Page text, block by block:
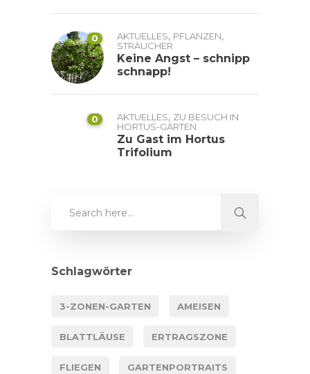
0 AKTUELLES, PFLANZEN,
STRÄUCHER
Keine Angst – schnipp
schnapp!
0 AKTUELLES, ZU BESUCH IN
HORTUS-GÄRTEN
Zu Gast im Hortus
Trifolium
Schlagwörter
3-ZONEN-GARTEN AMEISEN
BLATTLÄUSE ERTRAGSZONE
FLIEGEN GARTENPORTRAITS